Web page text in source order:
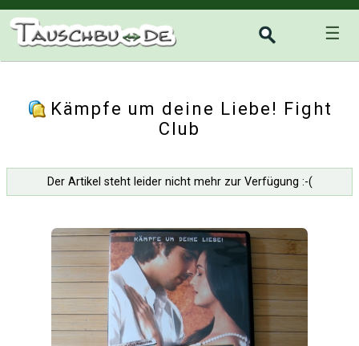
☰
Kämpfe um deine Liebe! Fight
Club
Der Artikel steht leider nicht mehr zur Verfügung :-(